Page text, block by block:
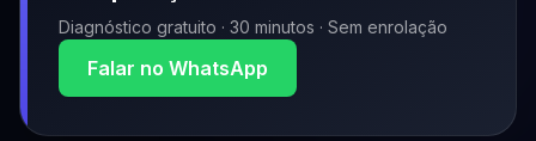
Diagnóstico gratuito · 30 minutos · Sem enrolação
Falar no WhatsApp